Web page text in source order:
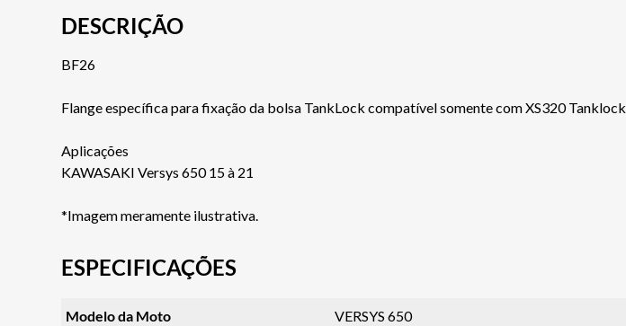
DESCRIÇÃO
BF26
Flange específica para fixação da bolsa TankLock compatível somente com XS320 Tanklock
Aplicações
KAWASAKI Versys 650 15 à 21
*Imagem meramente ilustrativa.
ESPECIFICAÇÕES
Modelo da Moto VERSYS 650